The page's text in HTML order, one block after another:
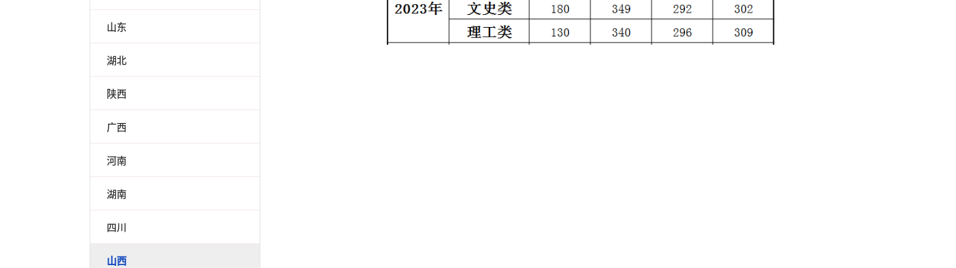
山东
湖北
陕西
广西
河南
湖南
四川
山西